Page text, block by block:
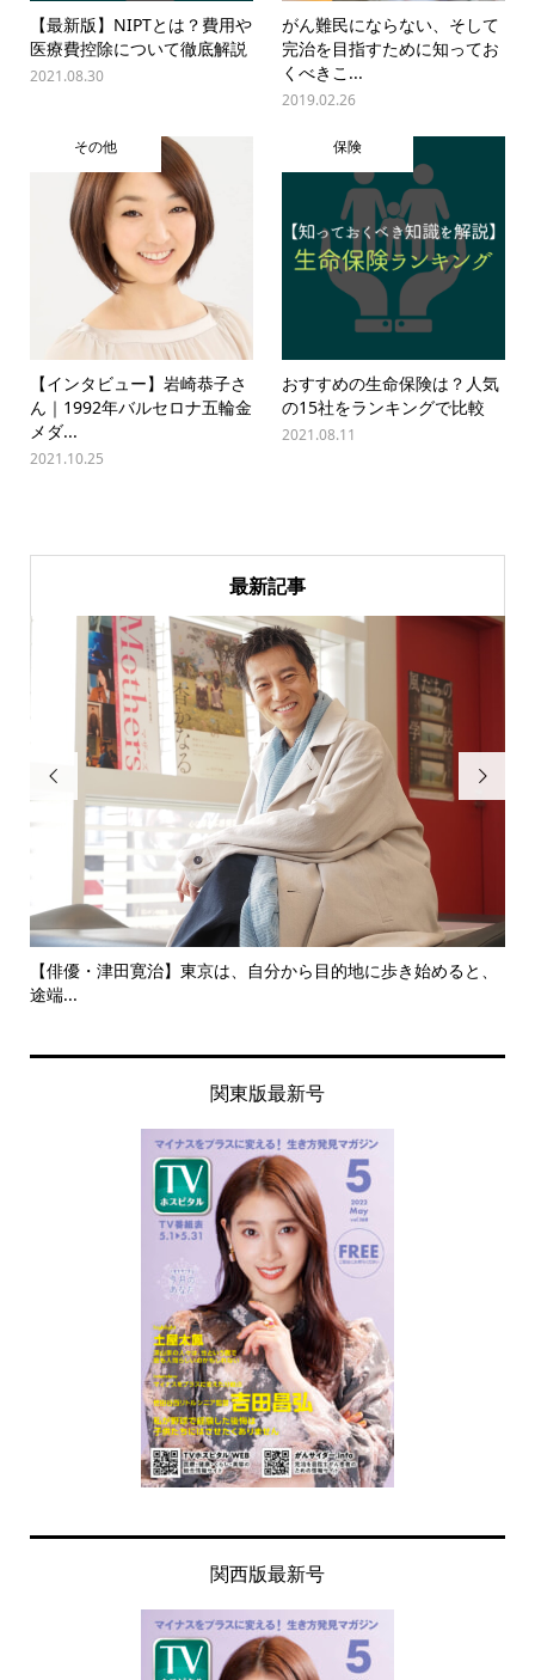
【最新版】NIPTとは？費用や
医療費控除について徹底解説
2021.08.30
がん難民にならない、そして
完治を目指すために知ってお
くべきこ...
2019.02.26
その他
【インタビュー】岩崎恭子さ
ん｜1992年バルセロナ五輪金
メダ...
2021.10.25
保険
おすすめの生命保険は？人気
の15社をランキングで比較
2021.08.11
最新記事

【俳優・津田寛治】東京は、自分から目的地に歩き始めると、
途端...

関東版最新号
関西版最新号